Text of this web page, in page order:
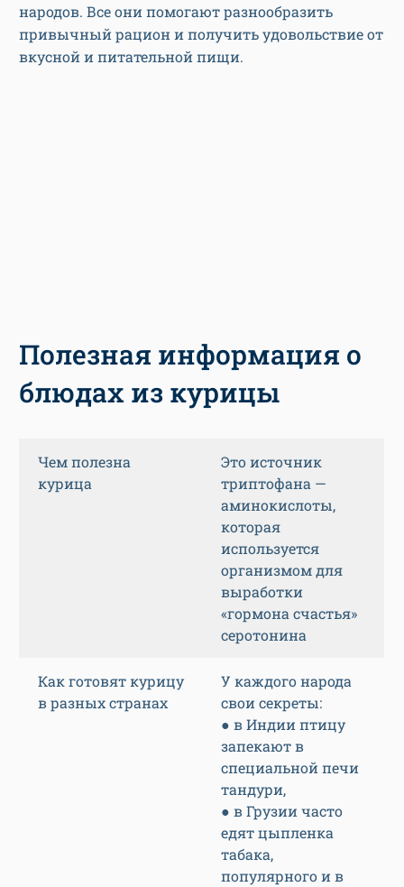
народов. Все они помогают разнообразить
привычный рацион и получить удовольствие от
вкусной и питательной пищи.
Полезная информация о
блюдах из курицы
Чем полезна
курица
Это источник
триптофана —
аминокислоты,
которая
используется
организмом для
выработки
«гормона счастья»
серотонина
Как готовят курицу
в разных странах
У каждого народа
свои секреты:
● в Индии птицу
запекают в
специальной печи
тандури,
● в Грузии часто
едят цыпленка
табака,
популярного и в